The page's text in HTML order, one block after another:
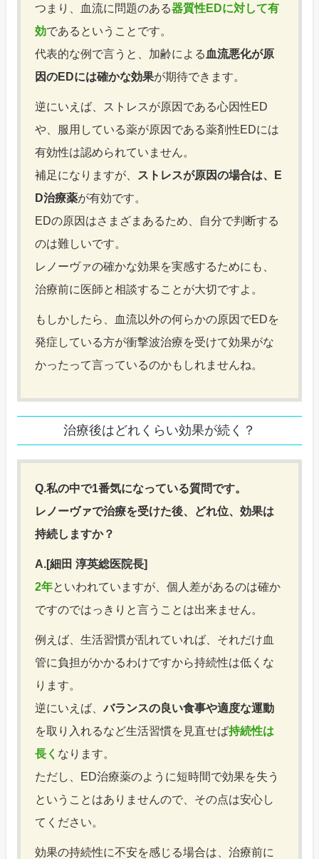
つまり、血流に問題のある器質性EDに対して有
効であるということです。
代表的な例で言うと、加齢による 血流悪化が原
因のEDには確かな効果が期待できます。
逆にいえば、ストレスが原因である心因性ED
や、服用している薬が原因である薬剤性EDには
有効性は認められていません。
補足になりますが、
ストレスが原因の場合は、E
D治療薬が有効です。
EDの原因はさまざまあるため、自分で判断する
のは難しいです。
レノーヴァの確かな効果を実感するためにも、
治療前に医師と相談することが大切ですよ。
もしかしたら、血流以外の何らかの原因でEDを
発症している方が衝撃波治療を受けて効果がな
かったって言っているのかもしれませんね。
治療後はどれくらい効果が続く？
Q.私の中で1番気になっている質問です。
レノーヴァで治療を受けた後、どれ位、効果は
持続しますか？
A.[細田 淳英総医院長]
2年といわれていますが、個人差があるのは確か
ですのではっきりと言うことは出来ません。
例えば、生活習慣が乱れていれば、それだけ血
管に負担がかかるわけですから持続性は低くな
ります。
逆にいえば、バランスの良い食事や適度な運動
を取り入れるなど生活習慣を見直せば持続性は
長く なります。
ただし、ED治療薬のように短時間で効果を失う
ということはありませんので、その点は安心し
てください。
効果の持続性に不安を感じる場合は、治療前に